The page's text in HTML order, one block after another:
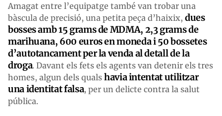
Amagat entre l’equipatge també van trobar una
bàscula de precisió, una petita peça d’haixix, dues
bosses amb 15 grams de MDMA, 2,3 grams de
marihuana, 600 euros en moneda i 50 bossetes
d’autotancament per la venda al detall de la
droga. Davant els fets els agents van detenir els tres
homes, algun dels quals havia intentat utilitzar
una identitat falsa, per un delicte contra la salut
pública.